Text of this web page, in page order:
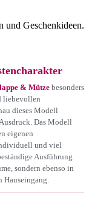
& Mütze besonders
liebevollen
dieses Modell
Das Modell
eigenen
und viel
Ausführung
sondern ebenso in
Hauseingang.